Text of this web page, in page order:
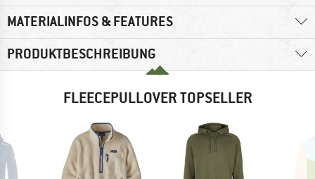
MATERIALINFOS & FEATURES
PRODUKTBESCHREIBUNG
FLEECEPULLOVER TOPSELLER